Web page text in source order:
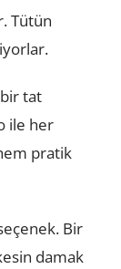
Tütün
tat
ile her
pratik
Bir
damak